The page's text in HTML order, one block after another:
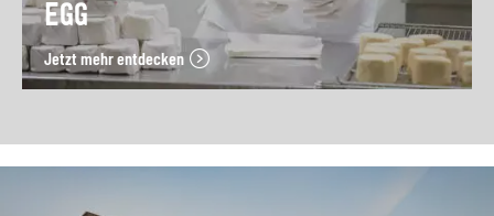
EGG
Jetzt mehr entdecken